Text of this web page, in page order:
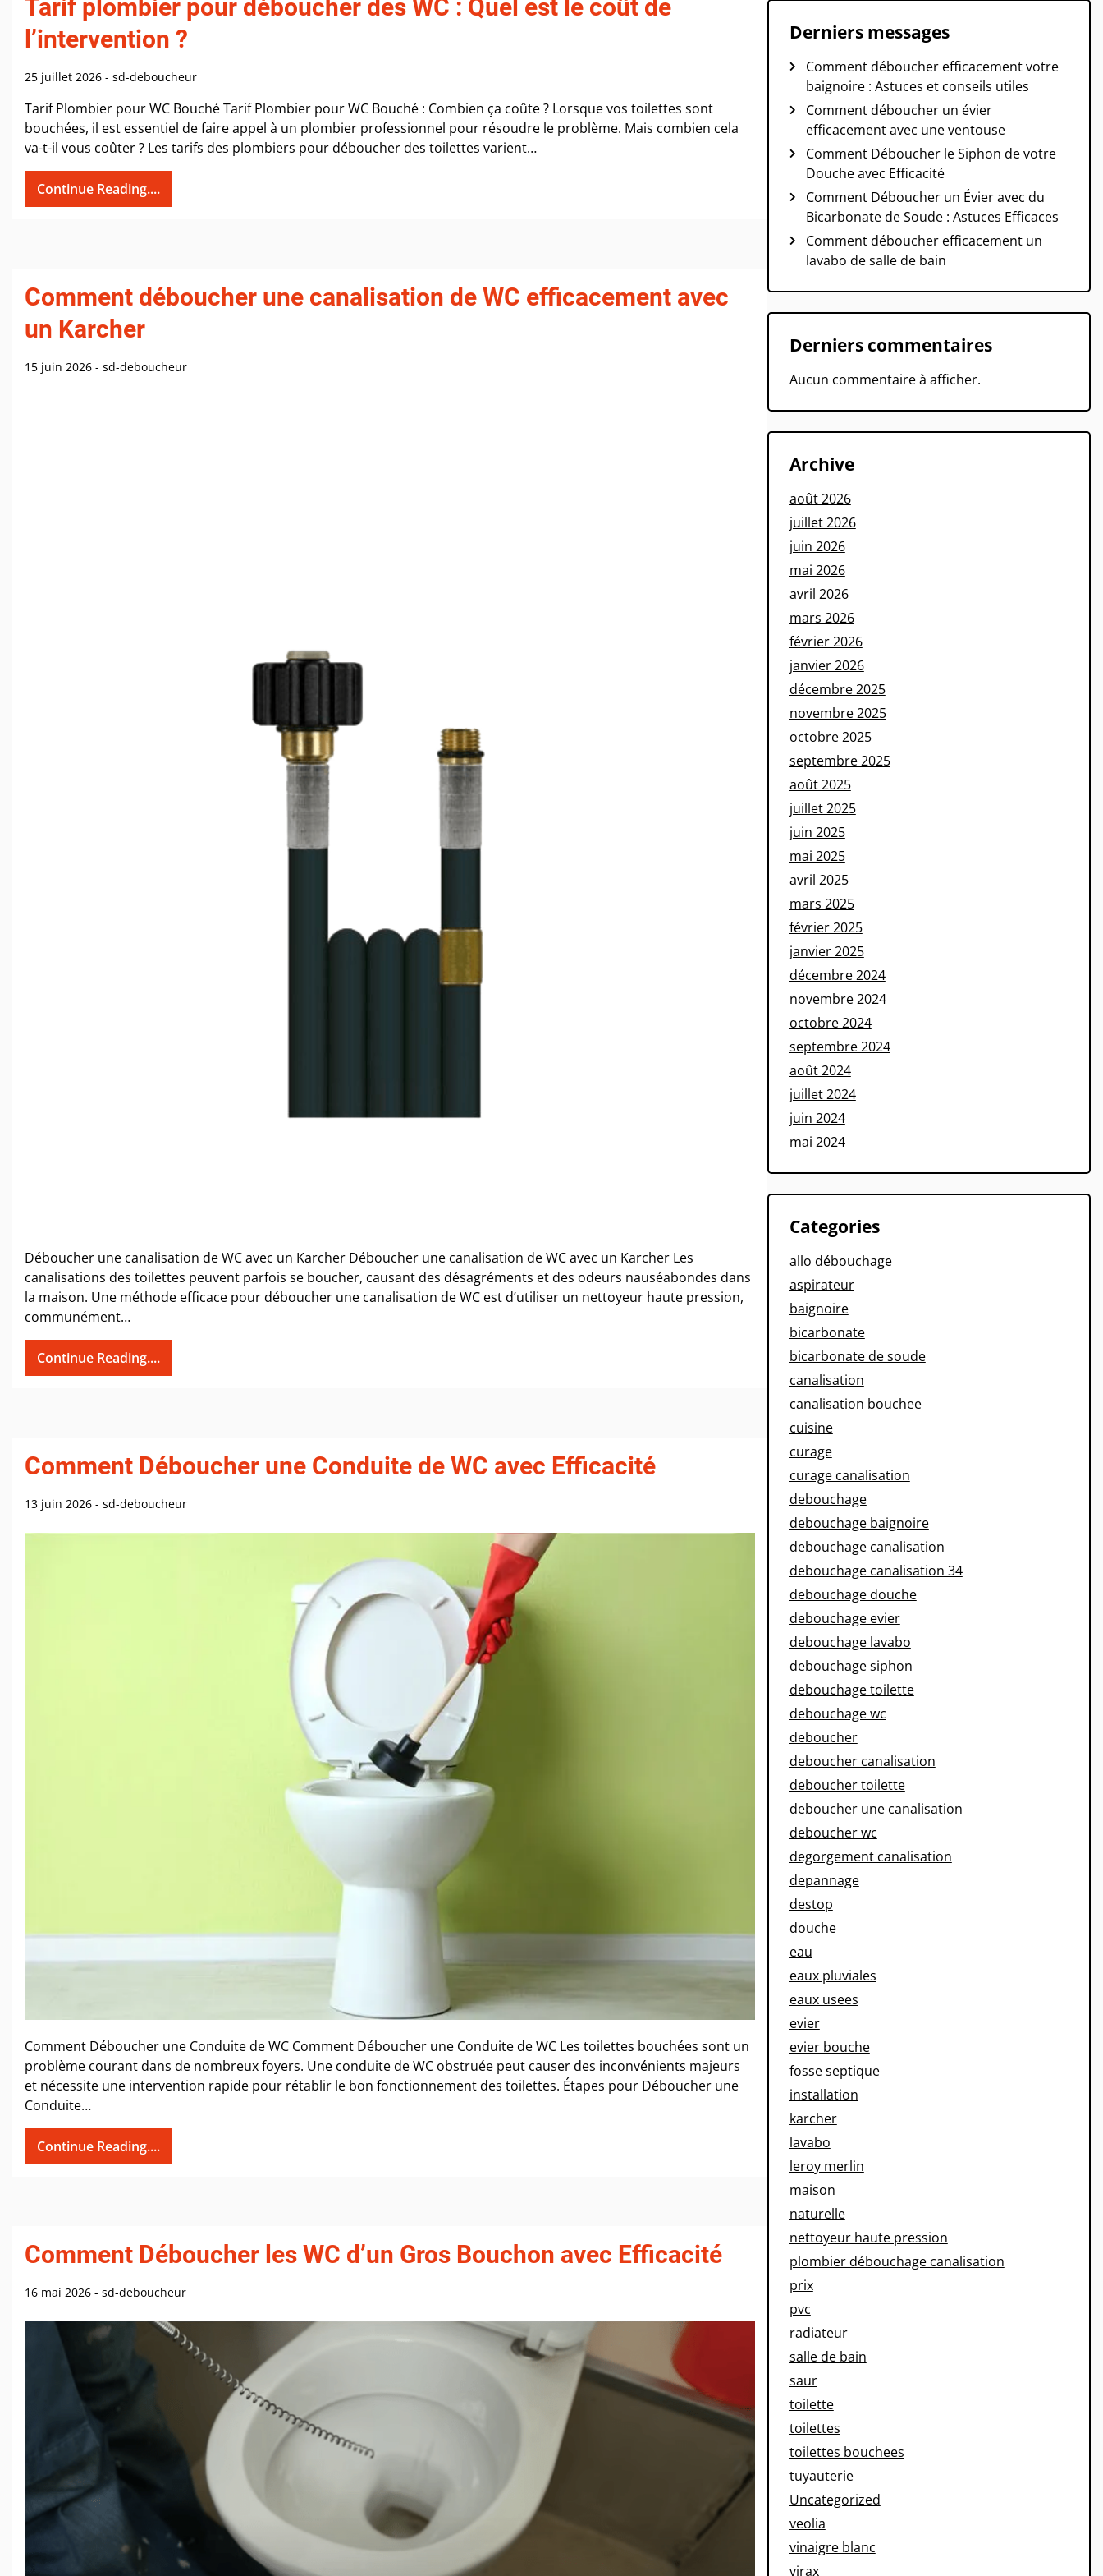
Tarif plombier pour déboucher des WC : Quel est le coût de
l’intervention ?
25 juillet 2026 - sd-deboucheur
Tarif Plombier pour WC Bouché Tarif Plombier pour WC Bouché : Combien ça coûte ? Lorsque vos toilettes sont
bouchées, il est essentiel de faire appel à un plombier professionnel pour résoudre le problème. Mais combien cela
va-t-il vous coûter ? Les tarifs des plombiers pour déboucher des toilettes varient…
Continue Reading....
Comment déboucher une canalisation de WC efficacement avec
un Karcher
15 juin 2026 - sd-deboucheur
Déboucher une canalisation de WC avec un Karcher Déboucher une canalisation de WC avec un Karcher Les
canalisations des toilettes peuvent parfois se boucher, causant des désagréments et des odeurs nauséabondes dans
la maison. Une méthode efficace pour déboucher une canalisation de WC est d’utiliser un nettoyeur haute pression,
communément…
Continue Reading....
Comment Déboucher une Conduite de WC avec Efficacité
13 juin 2026 - sd-deboucheur
Comment Déboucher une Conduite de WC Comment Déboucher une Conduite de WC Les toilettes bouchées sont un
problème courant dans de nombreux foyers. Une conduite de WC obstruée peut causer des inconvénients majeurs
et nécessite une intervention rapide pour rétablir le bon fonctionnement des toilettes. Étapes pour Déboucher une
Conduite…
Continue Reading....
Comment Déboucher les WC d’un Gros Bouchon avec Efficacité
16 mai 2026 - sd-deboucheur
Derniers messages
Comment déboucher efficacement votre
baignoire : Astuces et conseils utiles
Comment déboucher un évier
efficacement avec une ventouse
Comment Déboucher le Siphon de votre
Douche avec Efficacité
Comment Déboucher un Évier avec du
Bicarbonate de Soude : Astuces Efficaces
Comment déboucher efficacement un
lavabo de salle de bain
Derniers commentaires
Aucun commentaire à afficher.
Archive
août 2026
juillet 2026
juin 2026
mai 2026
avril 2026
mars 2026
février 2026
janvier 2026
décembre 2025
novembre 2025
octobre 2025
septembre 2025
août 2025
juillet 2025
juin 2025
mai 2025
avril 2025
mars 2025
février 2025
janvier 2025
décembre 2024
novembre 2024
octobre 2024
septembre 2024
août 2024
juillet 2024
juin 2024
mai 2024
Categories
allo débouchage
aspirateur
baignoire
bicarbonate
bicarbonate de soude
canalisation
canalisation bouchee
cuisine
curage
curage canalisation
debouchage
debouchage baignoire
debouchage canalisation
debouchage canalisation 34
debouchage douche
debouchage evier
debouchage lavabo
debouchage siphon
debouchage toilette
debouchage wc
deboucher
deboucher canalisation
deboucher toilette
deboucher une canalisation
deboucher wc
degorgement canalisation
depannage
destop
douche
eau
eaux pluviales
eaux usees
evier
evier bouche
fosse septique
installation
karcher
lavabo
leroy merlin
maison
naturelle
nettoyeur haute pression
plombier débouchage canalisation
prix
pvc
radiateur
salle de bain
saur
toilette
toilettes
toilettes bouchees
tuyauterie
Uncategorized
veolia
vinaigre blanc
virax